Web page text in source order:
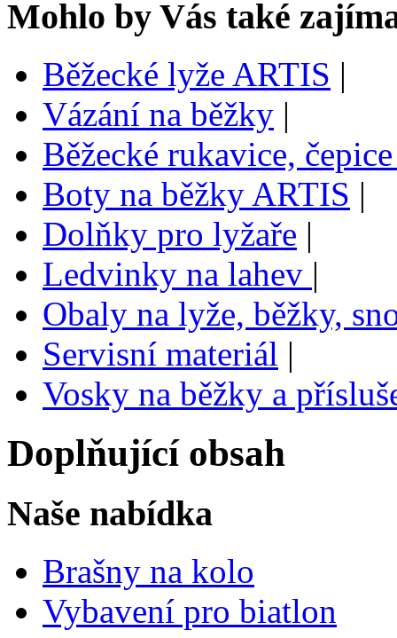
Mohlo by Vás také
Běžecké lyže ARTIS |
Vázání na běžky |
Běžecké rukavice,
Boty na běžky ARTIS |
Dolňky pro lyžaře |
Ledvinky na lahev |
Obaly na lyže, běžky,
Servisní materiál |
Vosky na běžky a
Doplňující obsah
Naše nabídka
Brašny na kolo
Vybavení pro biatlon